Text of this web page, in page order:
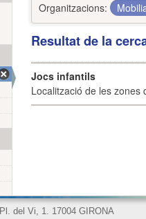
Organitzacions:
Resultat de la
Jocs infantils
Localització de les zones
Pl. del Vi, 1. 17004 GIRONA